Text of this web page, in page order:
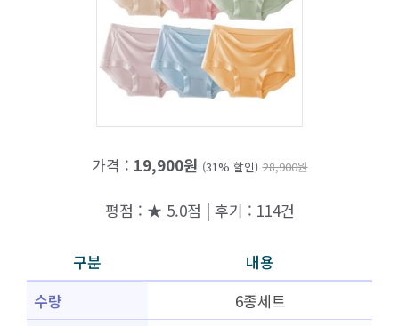
가격 : 19,900원 (31% 할인) 28,900원
평점 : ★ 5.0점 | 후기 : 114건
구분
내용
수량
6종세트